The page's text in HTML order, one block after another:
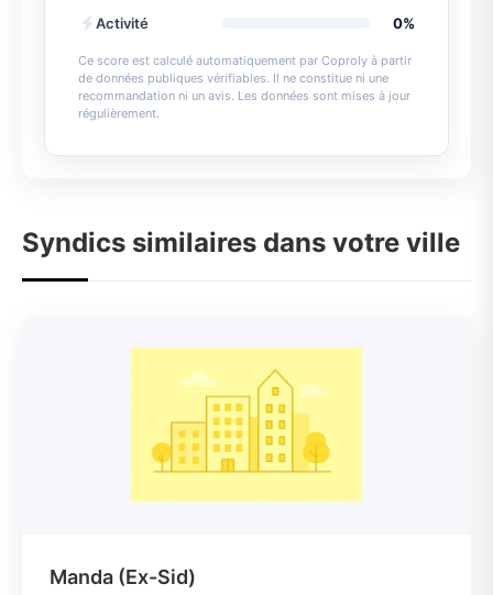
Activité
0%
Ce score est calculé automatiquement par Coproly à partir
de données publiques vérifiables. Il ne constitue ni une
recommandation ni un avis. Les données sont mises à jour
régulièrement.
Syndics similaires dans votre ville
Manda (Ex-Sid)